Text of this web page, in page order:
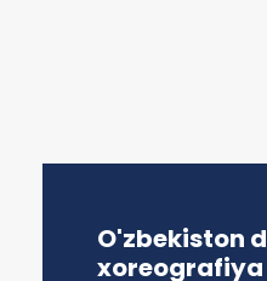
O'zbekiston